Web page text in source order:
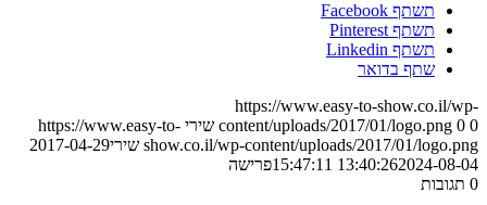
תשתף Facebook
תשתף Pinterest
תשתף Linkedin
שתף בדואר
https://www.easy-to-show.co.il/wp-
content/uploads/2017/01/logo.png 0 0 שירי https://www.easy-to-
show.co.il/wp-content/uploads/2017/01/logo.png שירי2017-04-29
13:40:262024-08-04 15:47:11
פרישה
0 תגובות